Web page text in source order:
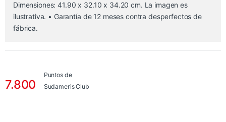
Dimensiones: 41.90 x 32.10 x 34.20 cm. La imagen es
ilustrativa. • Garantía de 12 meses contra desperfectos de
fábrica.
7.800
Puntos de
Sudameris Club